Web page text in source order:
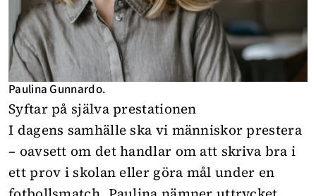
Paulina Gunnardo.
Syftar på själva prestationen
I dagens samhälle ska vi människor prestera
– oavsett om det handlar om att skriva bra i
ett prov i skolan eller göra mål under en